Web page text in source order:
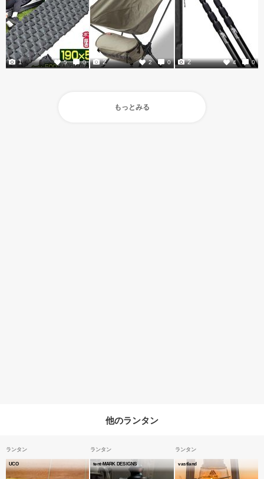
5 0
1 2 0
2 4 0
2
もっとみる
他のランタン
ランタン
UCO
ランタン
tent-MARK DESIGNS
ランタン
vastland